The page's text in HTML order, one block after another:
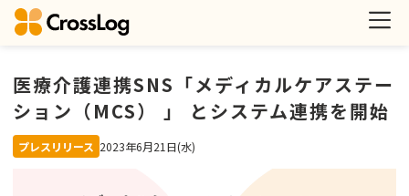
医療介護連携SNS「メディカルケアステー
ション（MCS） 」 とシステム連携を開始
プレスリリース 2023年6月21日(水)